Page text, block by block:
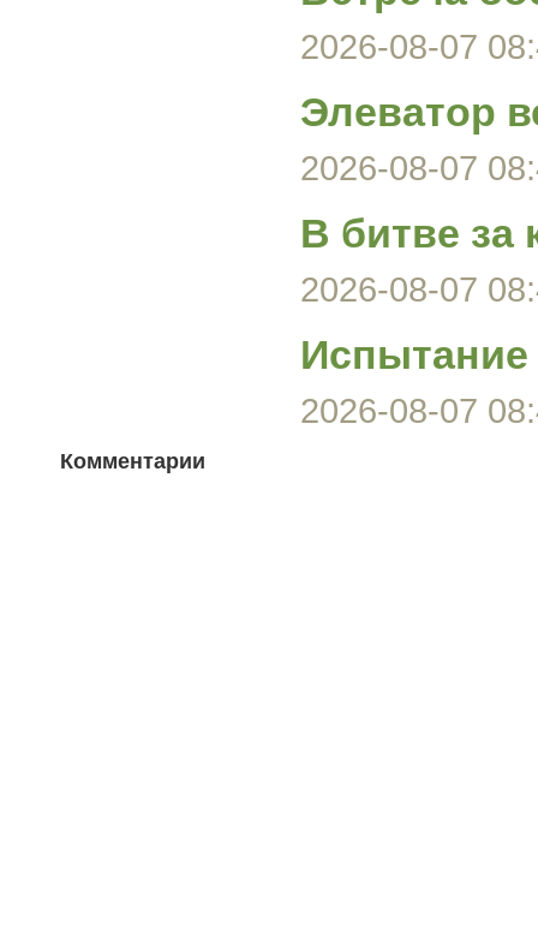
2026-08-07
Элеватор
2026-08-07
В битве за
2026-08-07
Испытание
2026-08-07
Комментарии